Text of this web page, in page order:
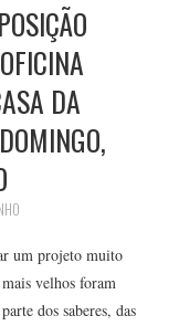
DA
um projeto muito
velhos foram
dos saberes, das